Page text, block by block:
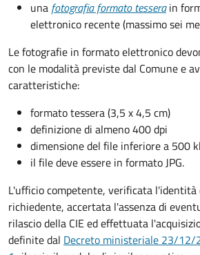
una fotografia formato tessera in
elettronico recente (massimo sei
Le fotografie in formato elettronico
con le modalità previste dal Comune e
caratteristiche:
formato tessera (3,5 x 4,5 cm)
definizione di almeno 400 dpi
dimensione del file inferiore a 500
il file deve essere in formato JPG.
L'ufficio competente, verificata l'identità
richiedente, accertata l'assenza di
rilascio della CIE ed effettuata
definite dal Decreto ministeriale 23/12/